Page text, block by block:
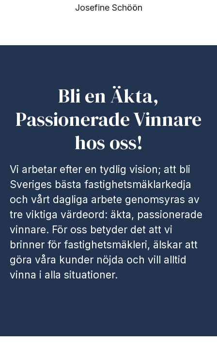
Josefine Schöön
Bli en Äkta,
Passionerade Vinnare
hos oss!
Vi arbetar efter en tydlig vision; att bli
Sveriges bästa fastighetsmäklarkedja
och vårt dagliga arbete genomsyras av
tre viktiga värdeord: äkta, passionerade
vinnare. För oss betyder det att vi
brinner för fastighetsmäkleri, älskar att
göra våra kunder nöjda och vill alltid
vinna i alla situationer.